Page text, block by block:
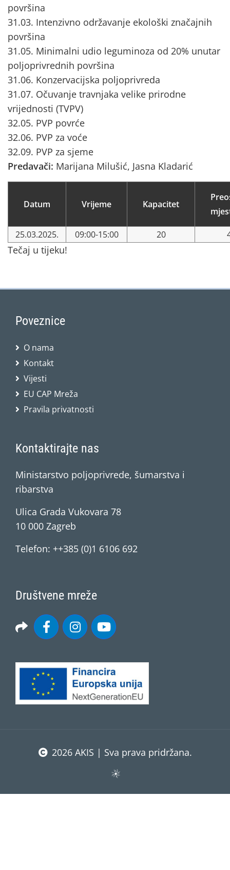
površina
31.03. Intenzivno održavanje ekološki značajnih
površina
31.05. Minimalni udio leguminoza od 20% unutar
poljoprivrednih površina
31.06. Konzervacijska poljoprivreda
31.07. Očuvanje travnjaka velike prirodne
vrijednosti (TVPV)
32.05. PVP povrće
32.06. PVP za voće
32.09. PVP za sjeme
Predavači: Marijana Milušić, Jasna Kladarić
Datum Vrijeme Kapacitet
25.03.2025. 09:00-15:00 20
Tečaj u tijeku!
Poveznice
O nama
Kontakt
Vijesti
EU CAP Mreža
Pravila privatnosti
Kontaktirajte nas
Ministarstvo poljoprivrede, šumarstva i
ribarstva
Ulica Grada Vukovara 78
10 000 Zagreb
Telefon: ++385 (0)1 6106 692
Društvene mreže
2026 AKIS | Sva prava pridržana.